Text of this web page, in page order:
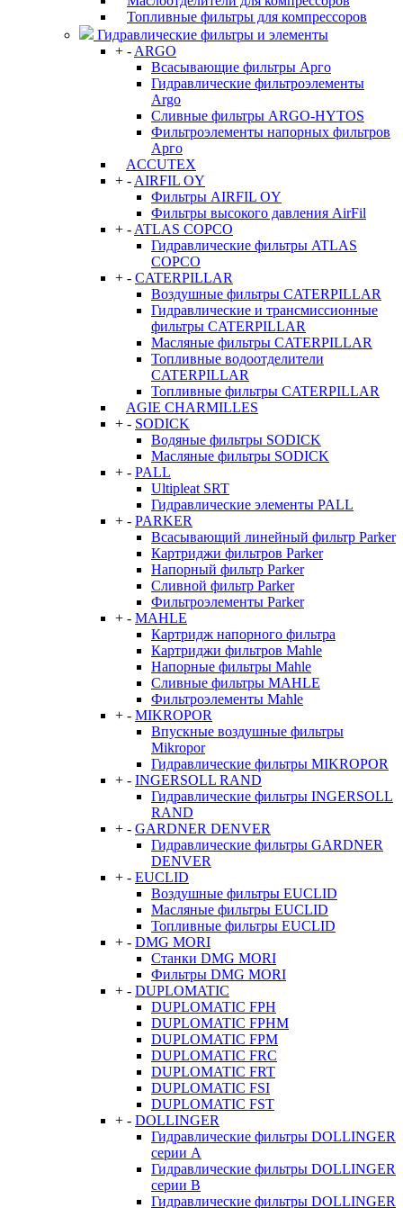
Топливные фильтры для компрессоров
Гидравлические фильтры и элементы
+ - ARGO
Всасывающие фильтры Арго
Гидравлические фильтроэлементы
Argo
Сливные фильтры ARGO-HYTOS
Фильтроэлементы напорных фильтров
Арго
ACCUTEX
+ - AIRFIL OY
Фильтры AIRFIL OY
Фильтры высокого давления AirFil
+ - ATLAS COPCO
Гидравлические фильтры ATLAS
COPCO
+ - CATERPILLAR
Воздушные фильтры CATERPILLAR
Гидравлические и трансмиссионные
фильтры CATERPILLAR
Масляные фильтры CATERPILLAR
Топливные водоотделители
CATERPILLAR
Топливные фильтры CATERPILLAR
AGIE CHARMILLES
+ - SODICK
Водяные фильтры SODICK
Масляные фильтры SODICK
+ - PALL
Ultipleat SRT
Гидравлические элементы PALL
+ - PARKER
Всасывающий линейный фильтр Parker
Картриджи фильтров Parker
Напорный фильтр Parker
Сливной фильтр Parker
Фильтроэлементы Parker
+ - MAHLE
Картридж напорного фильтра
Картриджи фильтров Mahle
Напорные фильтры Mahle
Сливные фильтры MAHLE
Фильтроэлементы Mahle
+ - MIKROPOR
Впускные воздушные фильтры
Mikropor
Гидравлические фильтры MIKROPOR
+ - INGERSOLL RAND
Гидравлические фильтры INGERSOLL
RAND
+ - GARDNER DENVER
Гидравлические фильтры GARDNER
DENVER
+ - EUCLID
Воздушные фильтры EUCLID
Масляные фильтры EUCLID
Топливные фильтры EUCLID
+ - DMG MORI
Станки DMG MORI
Фильтры DMG MORI
+ - DUPLOMATIC
DUPLOMATIC FPH
DUPLOMATIC FPHM
DUPLOMATIC FPM
DUPLOMATIC FRC
DUPLOMATIC FRT
DUPLOMATIC FSI
DUPLOMATIC FST
+ - DOLLINGER
Гидравлические фильтры DOLLINGER
серии A
Гидравлические фильтры DOLLINGER
серии B
Гидравлические фильтры DOLLINGER